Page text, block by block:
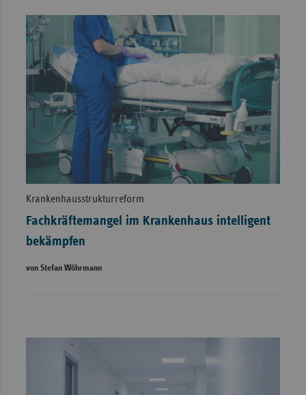
Krankenhausstrukturreform
Fachkräftemangel im Krankenhaus intelligent
bekämpfen
von Stefan Wöhrmann